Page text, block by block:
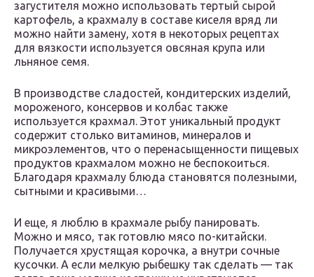
загустителя можно использовать тертый сырой
картофель, а крахмалу в составе киселя вряд ли
можно найти замену, хотя в некоторых рецептах
для вязкости используется овсяная крупа или
льняное семя.
В производстве сладостей, кондитерских изделий,
мороженого, консервов и колбас также
используется крахмал. Этот уникальный продукт
содержит столько витаминов, минералов и
микроэлементов, что о перенасыщенности пищевых
продуктов крахмалом можно не беспокоиться.
Благодаря крахмалу блюда становятся полезными,
сытными и красивыми…
И еще, я люблю в крахмале рыбу панировать.
Можно и мясо, так готовлю мясо по-китайски.
Получается хрустящая корочка, а внутри сочные
кусочки. А если мелкую рыбешку так сделать — так